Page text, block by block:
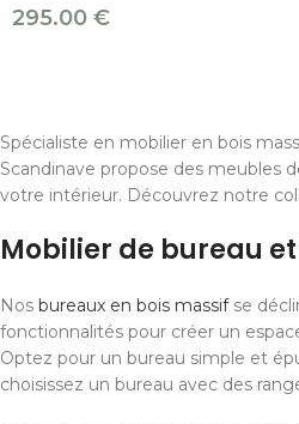
295.00 €
Spécialiste en mobilier en bois
Scandinave propose des meubles
votre intérieur. Découvrez notre
Mobilier de bureau
Nos bureaux en bois massifse
fonctionnalités pour créer un
Optez pour un bureau simple et
choisissez un bureau avec des